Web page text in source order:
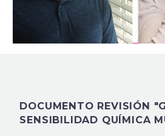
DOCUMENTO REVISIÓN
SENSIBILIDAD QUÍMICA